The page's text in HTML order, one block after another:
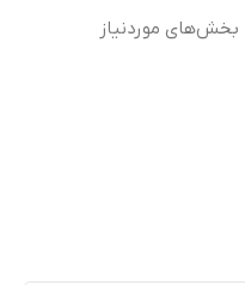
بخش‌های موردنیاز